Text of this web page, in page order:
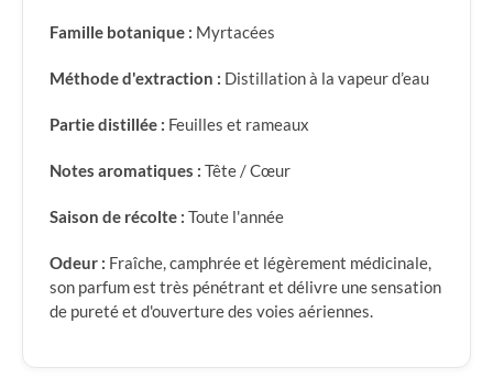
Famille botanique : Myrtacées
Méthode d'extraction : Distillation à la vapeur d’eau
Partie distillée : Feuilles et rameaux
Notes aromatiques : Tête / Cœur
Saison de récolte : Toute l'année
Odeur : Fraîche, camphrée et légèrement médicinale,
son parfum est très pénétrant et délivre une sensation
de pureté et d'ouverture des voies aériennes.